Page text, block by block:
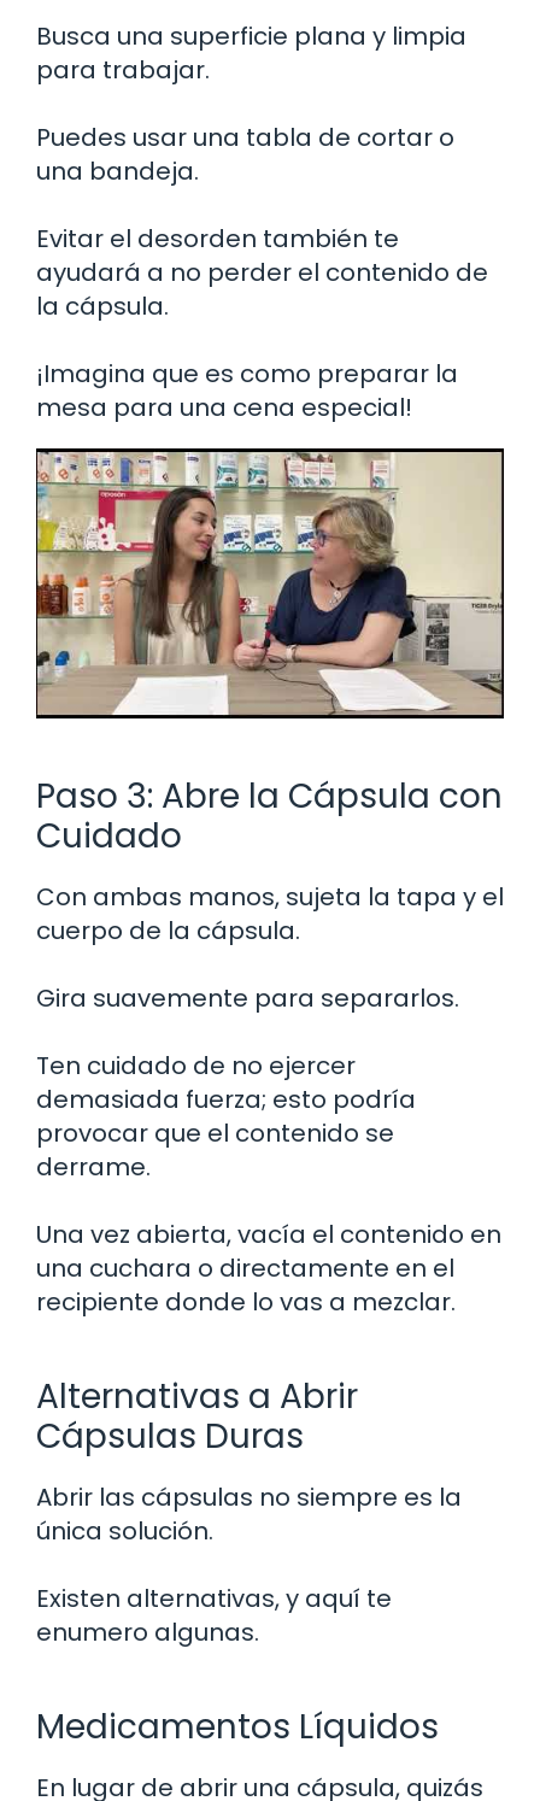
Busca una superficie plana y limpia
para trabajar.
Puedes usar una tabla de cortar o
una bandeja.
Evitar el desorden también te
ayudará a no perder el contenido de
la cápsula.
¡Imagina que es como preparar la
mesa para una cena especial!
Paso 3: Abre la Cápsula con
Cuidado
Con ambas manos, sujeta la tapa y el
cuerpo de la cápsula.
Gira suavemente para separarlos.
Ten cuidado de no ejercer
demasiada fuerza; esto podría
provocar que el contenido se
derrame.
Una vez abierta, vacía el contenido en
una cuchara o directamente en el
recipiente donde lo vas a mezclar.
Alternativas a Abrir
Cápsulas Duras
Abrir las cápsulas no siempre es la
única solución.
Existen alternativas, y aquí te
enumero algunas.
Medicamentos Líquidos
En lugar de abrir una cápsula, quizás